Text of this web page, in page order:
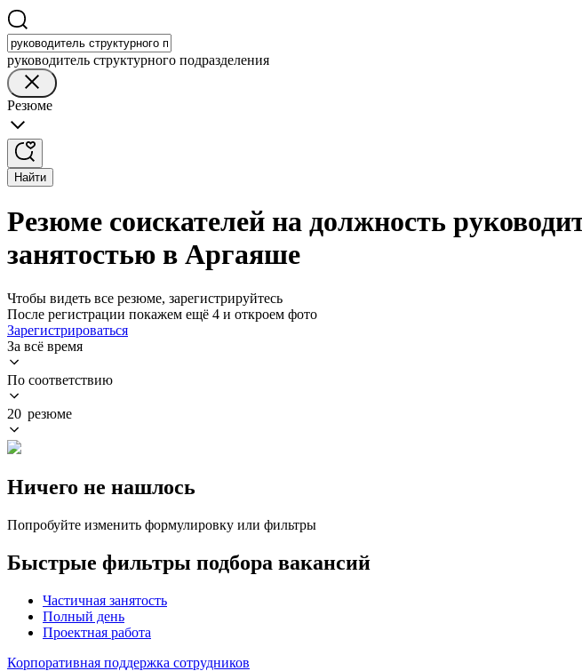
руководитель структурного подразделения
Резюме
Найти
Резюме соискателей на должность
занятостью в Аргаяше
Чтобы видеть все резюме, зарегистрируйтесь
После регистрации покажем ещё 4 и откроем фото
Зарегистрироваться
За всё время
По соответствию
20 резюме
Ничего не нашлось
Попробуйте изменить формулировку или фильтры
Быстрые фильтры подбора вакансий
Частичная занятость
Полный день
Проектная работа
Корпоративная поддержка сотрудников